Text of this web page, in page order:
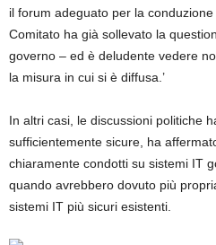
il forum adeguato per la
Comitato ha già sollevato la
governo – ed è deludente vedere
la misura in cui si è diffusa.’
In altri casi, le discussioni politiche
sufficientemente sicure, ha
chiaramente condotti su sistemi IT
quando avrebbero dovuto più
sistemi IT più sicuri esistenti.